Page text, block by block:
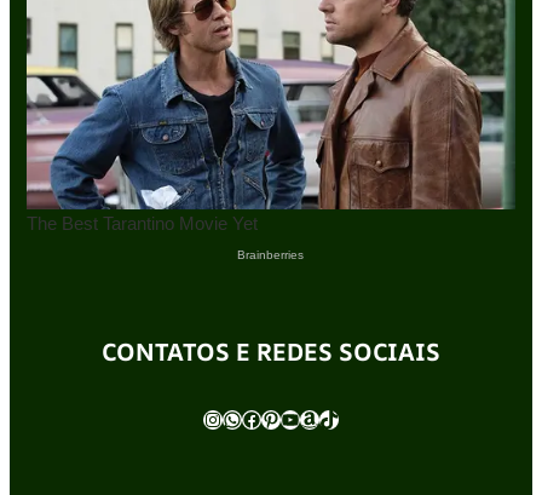
CONTATOS E REDES SOCIAIS
InstagramWhatsApp Facebook Pinterest Youtube Amazon TikTok